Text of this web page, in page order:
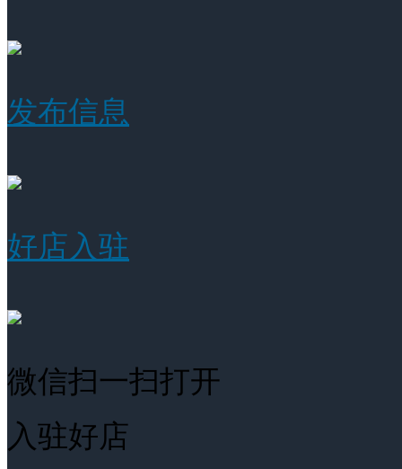
发布信息
好店入驻
微信扫一扫打开
入驻好店